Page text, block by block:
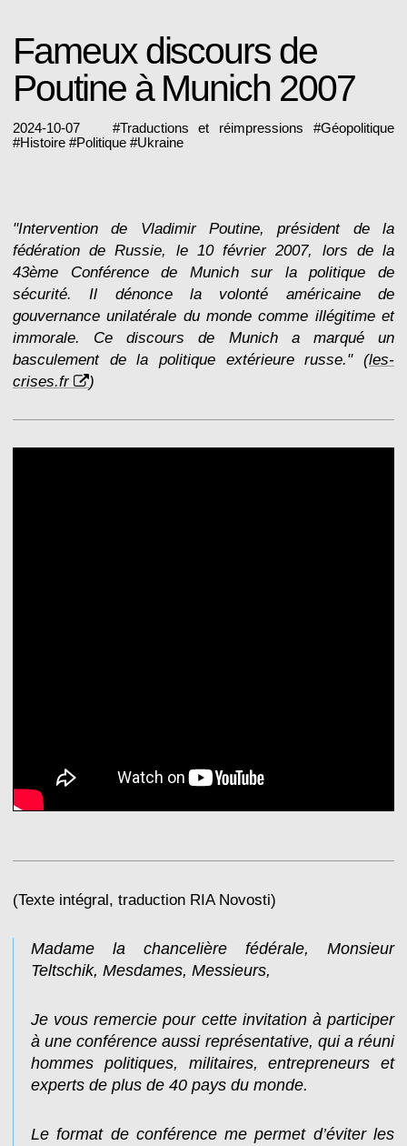
Fameux discours de
Poutine à Munich 2007
2024-10-07 #Traductions et réimpressions #Géopolitique
#Histoire #Politique #Ukraine
"Intervention de Vladimir Poutine, président de la
fédération de Russie, le 10 février 2007, lors de la
43ème Conférence de Munich sur la politique de
sécurité. Il dénonce la volonté américaine de
gouvernance unilatérale du monde comme illégitime et
immorale. Ce discours de Munich a marqué un
basculement de la politique extérieure russe." (les-
crises.fr
)
(Texte intégral, traduction RIA Novosti)
Madame la chancelière fédérale, Monsieur
Teltschik, Mesdames, Messieurs,
Je vous remercie pour cette invitation à participer
à une conférence aussi représentative, qui a réuni
hommes politiques, militaires, entrepreneurs et
experts de plus de 40 pays du monde.
Le format de conférence me permet d’éviter les